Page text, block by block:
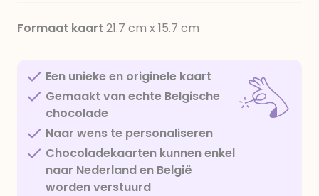
Formaat kaart 21.7 cm x 15.7 cm
Een unieke en originele kaart
Gemaakt van echte Belgische
chocolade
Naar wens te personaliseren
Chocoladekaarten kunnen enkel
naar Nederland en België
worden verstuurd